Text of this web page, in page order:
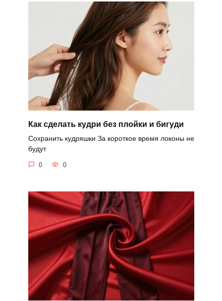
Как сделать кудри без плойки и бигуди
Сохранить кудряшки За короткое время локоны не
будут
0 0